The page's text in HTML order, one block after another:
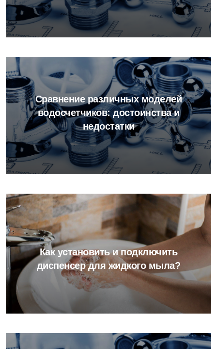
Сравнение различных моделей
водосчетчиков: достоинства и
недостатки
Как установить и подключить
диспенсер для жидкого мыла?